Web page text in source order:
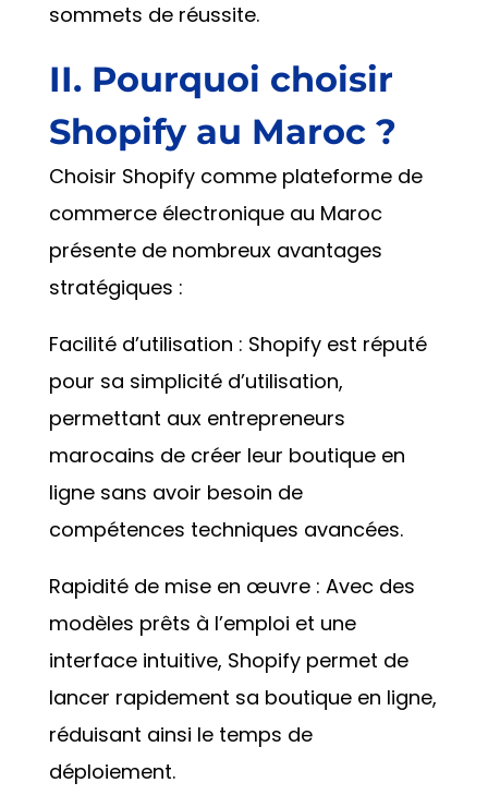
sommets de réussite.
II. Pourquoi choisir
Shopify au Maroc ?
Choisir Shopify comme plateforme de
commerce électronique au Maroc
présente de nombreux avantages
stratégiques :
Facilité d’utilisation : Shopify est réputé
pour sa simplicité d’utilisation,
permettant aux entrepreneurs
marocains de créer leur boutique en
ligne sans avoir besoin de
compétences techniques avancées.
Rapidité de mise en œuvre : Avec des
modèles prêts à l’emploi et une
interface intuitive, Shopify permet de
lancer rapidement sa boutique en ligne,
réduisant ainsi le temps de
déploiement.